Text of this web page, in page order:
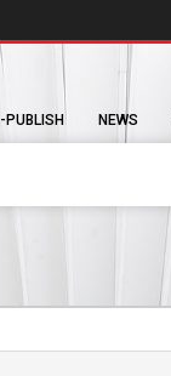
I-PUBLISH NEWS